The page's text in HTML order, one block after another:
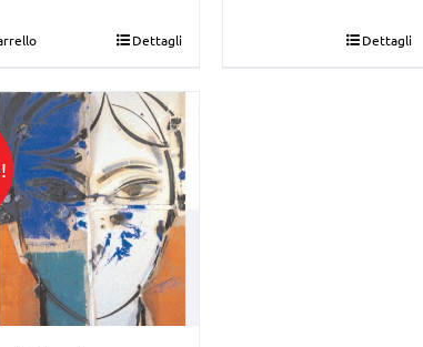
attuale
€25,00.
Dettagli
originaleattuale
Dettagli